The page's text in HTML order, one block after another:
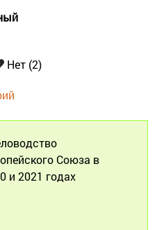
Нет (2)
Союза в
и 2021 годах